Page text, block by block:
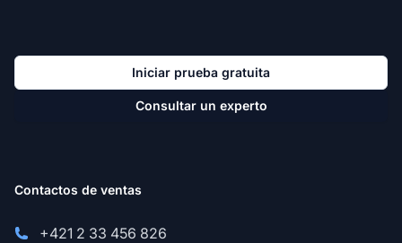
Iniciar prueba gratuita
Consultar un experto
Contactos de ventas
+421 2 33 456 826